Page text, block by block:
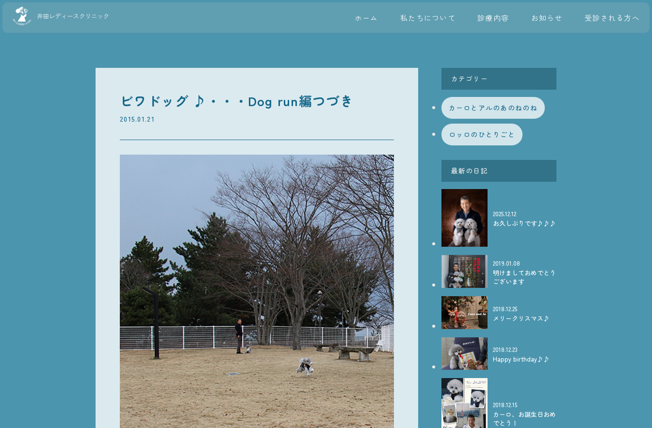
ホーム 私たちについて 診療内容 お知らせ 受診される方へ
ビワドッグ ♪・・・Dog run編つづき
2015.01.21
カテゴリー
カーロとアルのあのねのね
ロッロのひとりごと
最新の日記
2025.12.12
お久しぶりです♪♪♪
2019.01.08
明けましておめでとう
ございます
2018.12.25
メリークリスマス♪
2018.12.23
Happy birthday♪♪
2018.12.15
カーロ、お誕生日おめ
でとう！